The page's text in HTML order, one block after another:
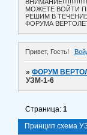
МОЖЕТЕ ВОЙТИ
РЕШИМ В
ФОРУМА
Привет, Гость!
»ФОРУМ
УЗМ-1-6
Принцип.схема
Страница:1